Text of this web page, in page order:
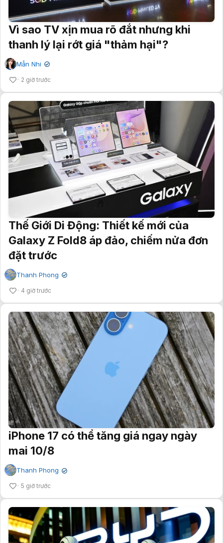
Vì sao TV xịn mua rõ đắt nhưng khi
thanh lý lại rớt giá "thảm hại"?
Mẫn Nhi ✔
2 giờ trước
Thế Giới Di Động: Thiết kế mới của
Galaxy Z Fold8 áp đảo, chiếm nửa đơn
đặt trước
Thanh Phong ✔
4 giờ trước
iPhone 17 có thể tăng giá ngay ngày
mai 10/8
Thanh Phong ✔
5 giờ trước